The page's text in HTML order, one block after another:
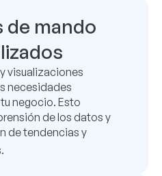
de mando
visualizaciones
necesidades
negocio. Esto
de los datos y
de tendencias y